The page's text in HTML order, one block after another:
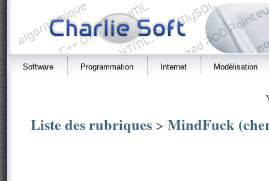
Software Programmation Internet Modélisation
Liste des rubriques > MindFuck